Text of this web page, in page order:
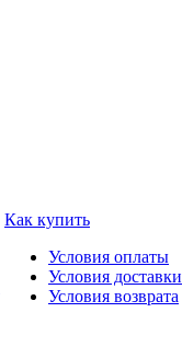
Как купить
Условия оплаты
Условия доставки
Условия возврата